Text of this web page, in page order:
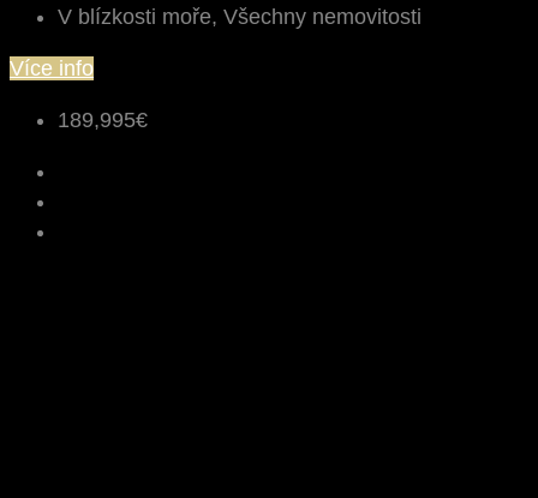
V blízkosti moře, Všechny nemovitosti
Více info
189,995€